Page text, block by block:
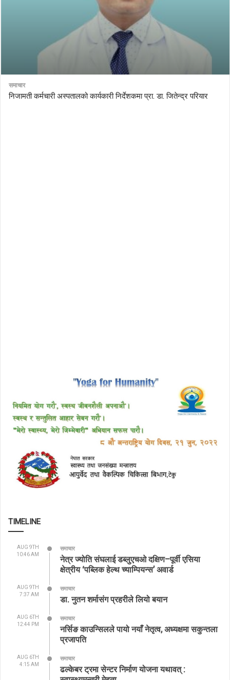
समाचार
निजामती कर्मचारी अस्पतालको कार्यकारी निर्देशकमा प्रा. डा. जितेन्द्र परियार
TIMELINE
AUG 9TH
10:46 AM
समाचार
नेत्र ज्योति संघलाई डब्लुएचओ दक्षिण–पूर्वी एसिया
क्षेत्रीय ‘पब्लिक हेल्थ च्याम्पियन्स’ अवार्ड
AUG 9TH
7:37 AM
समाचार
डा. नुतन शर्मासंग प्रहरीले लियो बयान
AUG 6TH
12:44 PM
समाचार
नर्सिङ काउन्सिलले पायो नयाँ नेतृत्व, अध्यक्षमा सकुन्तला
प्रजापति
AUG 6TH
4:15 AM
समाचार
ढल्केबर ट्रमा सेन्टर निर्माण योजना यथावत् :